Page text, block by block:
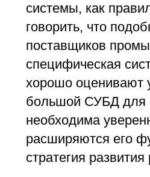
системы, как
говорить, что
поставщиков
специфическая
хорошо оценивают
большой СУБД для
необходима
расширяются его
стратегия